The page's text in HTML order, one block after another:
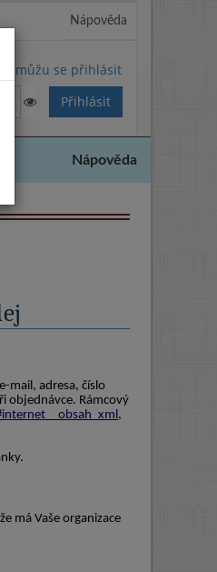
Nápověda
Nemůžu se přihlásit
Nápověda